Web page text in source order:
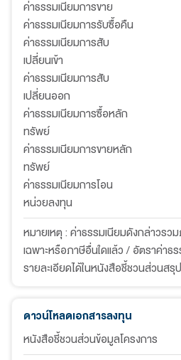
ค่าธรรมเนียมการขาย
ค่าธรรมเนียมการรับซื้อคืน
ค่าธรรมเนียมการสับ
เปลี่ยนเข้า
ค่าธรรมเนียมการสับ
เปลี่ยนออก
ค่าธรรมเนียมการซื้อหลัก
ทรัพย์
ค่าธรรมเนียมการขายหลัก
ทรัพย์
ค่าธรรมเนียมการโอน
หน่วยลงทุน
หมายเหตุ : ค่าธรรมเนียมดังกล่าวร
เฉพาะหรือภาษีอื่นใดแล้ว / อัตราค่าธ
รายละเอียดได้ในหนังสือชี้ชวนส่วนส
ดาวน์โหลดเอกสารลงทุน
หนังสือชี้ชวนส่วนข้อมูลโครงการ